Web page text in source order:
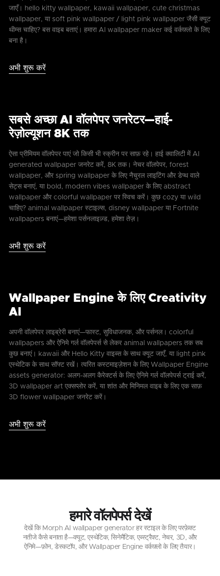
जाएँ। hello kitty wallpaper, kawaii wallpaper, cute christmas
wallpaper, या soft pink wallpaper / light pink wallpaper जैसी क्यूट
थीम्स चाहिए? बस वाइब बताएं। हमारा AI wallpaper maker कई वर्कफ़्लो के लिए
बना है।
अभी शुरू करें
सबसे अच्छा AI वॉलपेपर जनरेटर—हाई-
रेज़ोल्यूशन 8K तक
ऐसा प्रीमियम वॉलपेपर पाएं जो किसी भी स्क्रीन पर साफ़ रहे। हाई क्वालिटी में AI
generated wallpaper जनरेट करें, 8K तक। नेचर वॉलपेपर, forest
wallpaper, और spring wallpaper के लिए नैचुरल लाइटिंग और डेप्थ वाले
सेट्स बनाएं, या bold, modern vibes wallpaper के लिए abstract
wallpaper और colorful wallpaper पर स्विच करें। कुछ cozy या wild
चाहिए? animal wallpaper स्टाइल्स, disney wallpaper या Fortnite
wallpapers बनाएं—हमेशा पर्सनलाइज़्ड, हमेशा तेज़।
अभी शुरू करें
Wallpaper Engine के लिए Creativity
AI
अपनी वॉलपेपर लाइब्रेरी बनाएं—फास्ट, सुविधाजनक, और पर्सनल। colorful
wallpapers और ऐनिमे गर्ल वॉलपेपर्स से लेकर animal wallpapers तक सब
कुछ बनाएं। kawaii और Hello Kitty वाइब्स के साथ क्यूट जाएँ, या light pink
एस्थेटिक के साथ सॉफ्ट रखें। त्वरित कस्टमाइज़ेशन के लिए Wallpaper Engine
assets generator: अलग-अलग कैरेक्टर्स के लिए ऐनिमे गर्ल वॉलपेपर्स ट्राई करें,
3D wallpaper art एक्सप्लोर करें, या शांत और मिनिमल वाइब के लिए एक साफ़
3D flower wallpaper जनरेट करें।
अभी शुरू करें
हमारे वॉलपेपर्स देखें
देखें कि Morph AI wallpaper generator हर स्टाइल के लिए परफ़ेक्ट
नतीजे कैसे बनाता है—क्यूट, एस्थेटिक, सिनेमैटिक, एब्स्ट्रैक्ट, नेचर, 3D, और
ऐनिमे—फ़ोन, डेस्कटॉप, और Wallpaper Engine वर्कफ़्लो के लिए तैयार।